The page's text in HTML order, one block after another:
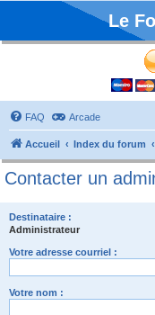
Le
FAQ Arcade
Accueil Index du forum
Contacter un
Destinataire :
Administrateur
Votre adresse courriel :
Votre nom :